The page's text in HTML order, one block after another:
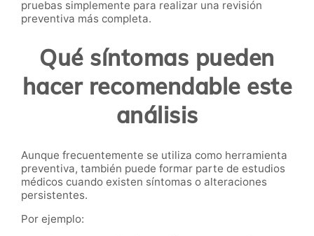
pruebas simplemente para realizar una revisión
preventiva más completa.
Qué síntomas pueden
hacer recomendable este
análisis
Aunque frecuentemente se utiliza como herramienta
preventiva, también puede formar parte de estudios
médicos cuando existen síntomas o alteraciones
persistentes.
Por ejemplo: